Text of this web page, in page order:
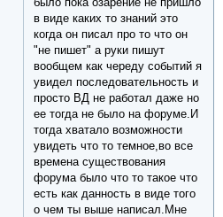
в виде каких то знаний это
когда он писал про то что он
"не пишет" а руки пишут
вообщем как череду событий я
увидел последовательность и
просто ВД не работал даже но
ее тогда не было на форуме.И
тогда хватало возможности
увидеть что то темное,во все
времена существования
форума было что то такое что
есть как данность в виде того
о чем ты выше написал.Мне